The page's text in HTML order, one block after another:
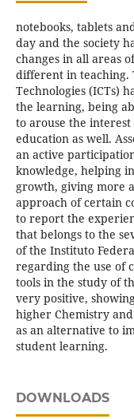
notebooks, tablets
day and the society
changes in all areas
different in teaching.
Technologies (ICTs)
the learning, being
to arouse the
education as well.
an active
knowledge, helping
growth, giving more
approach of certain
to report the
that belongs to the
of the Instituto
regarding the use of
tools in the study of
very positive,
higher Chemistry
as an alternative to
student learning.
DOWNLOADS